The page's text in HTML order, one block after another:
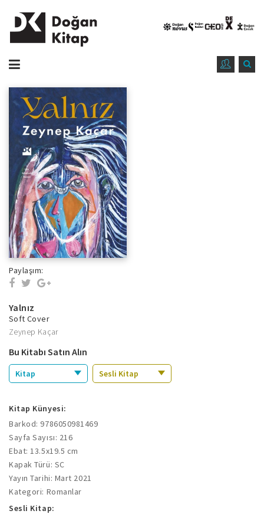
Paylaşım:
Yalnız
Soft Cover
Zeynep Kaçar
Bu Kitabı Satın Alın
Kitap Sesli Kitap
Kitap Künyesi:
Barkod: 9786050981469
Sayfa Sayısı: 216
Ebat: 13.5x19.5 cm
Kapak Türü: SC
Yayın Tarihi: Mart 2021
Kategori: Romanlar
Sesli Kitap: